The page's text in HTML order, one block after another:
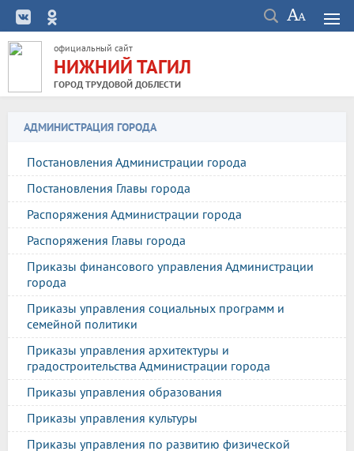
официальный сайт
НИЖНИЙ ТАГИЛ
ГОРОД ТРУДОВОЙ ДОБЛЕСТИ
АДМИНИСТРАЦИЯ ГОРОДА
Постановления Администрации города
Постановления Главы города
Распоряжения Администрации города
Распоряжения Главы города
Приказы финансового управления Администрации
города
Приказы управления социальных программ и
семейной политики
Приказы управления архитектуры и
градостроительства Администрации города
Приказы управления образования
Приказы управления культуры
Приказы управления по развитию физической